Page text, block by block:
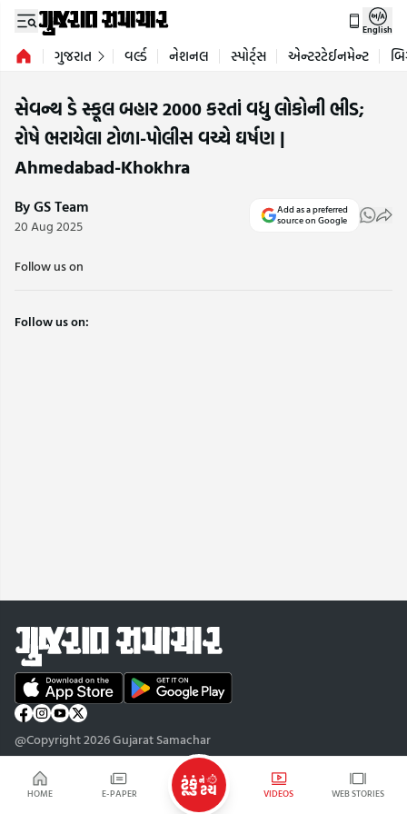
HOME E-PAPER VIDEOS WEB STORIES
English
ગુજરાત વર્લ્ડ નેશનલ સ્પોર્ટ્સ એન્ટરટેઈનમેન્ટ
સેવન્થ ડે સ્કૂલ બહાર 2000 કરતાં વધુ લોકોની ભીડ;
રોષે ભરાયેલા ટોળા-પોલીસ વચ્ચે ઘર્ષણ |
Ahmedabad-Khokhra
By GS Team
20 Aug 2025
Add as a preferred
source on Google
Follow us on
Follow us on:
@Copyright 2026 Gujarat Samachar